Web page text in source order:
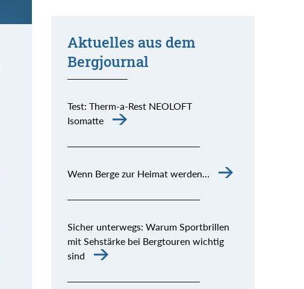
Aktuelles aus dem
Bergjournal
Test: Therm-a-Rest NEOLOFT
Isomatte
Wenn Berge zur Heimat werden…
Sicher unterwegs: Warum Sportbrillen
mit Sehstärke bei Bergtouren wichtig
sind